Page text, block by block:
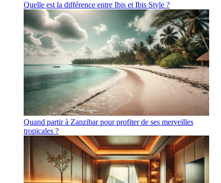
Quelle est la différence entre Ibis et Ibis Style ?
Quand partir à Zanzibar pour profiter de ses merveilles
tropicales ?